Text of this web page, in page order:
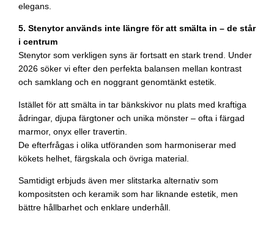
elegans.
5. Stenytor används inte längre för att smälta in – de står
i centrum
Stenytor som verkligen syns är fortsatt en stark trend. Under
2026 söker vi efter den perfekta balansen mellan kontrast
och samklang och en noggrant genomtänkt estetik.
Istället för att smälta in tar bänkskivor nu plats med kraftiga
ådringar, djupa färgtoner och unika mönster – ofta i färgad
marmor, onyx eller travertin.
De efterfrågas i olika utföranden som harmoniserar med
kökets helhet, färgskala och övriga material.
Samtidigt erbjuds även mer slitstarka alternativ som
kompositsten och keramik som har liknande estetik, men
bättre hållbarhet och enklare underhåll.